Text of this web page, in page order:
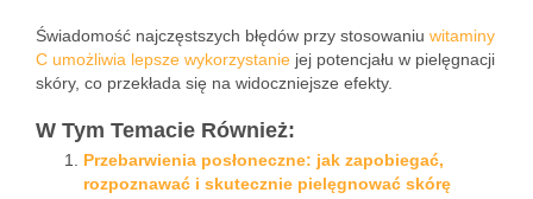
Świadomość najczęstszych błędów przy stosowaniu witaminy
C umożliwia lepsze wykorzystanie jej potencjału w pielęgnacji
skóry, co przekłada się na widoczniejsze efekty.
W Tym Temacie Również:
Przebarwienia posłoneczne: jak zapobiegać,
rozpoznawać i skutecznie pielęgnować skórę